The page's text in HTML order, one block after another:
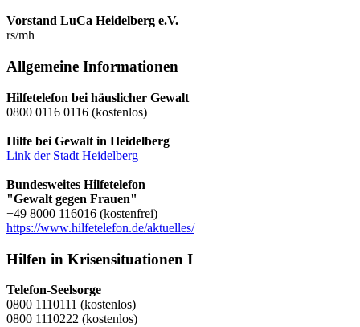
Vorstand LuCa Heidelberg e.V.
rs/mh
Allgemeine Informationen
Hilfetelefon bei häuslicher Gewalt
0800 0116 0116 (kostenlos)
Hilfe bei Gewalt in Heidelberg
Link der Stadt Heidelberg
Bundesweites Hilfetelefon
"Gewalt gegen Frauen"
+49 8000 116016 (kostenfrei)
https://www.hilfetelefon.de/aktuelles/
Hilfen in Krisensituationen I
Telefon-Seelsorge
0800 1110111 (kostenlos)
0800 1110222 (kostenlos)